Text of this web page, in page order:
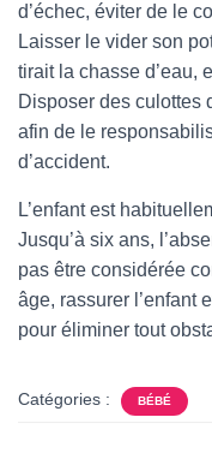
d’échec, éviter de le
Laisser le vider son
tirait la chasse d’eau,
Disposer des culottes
afin de le
d’accident.
L’enfant est
Jusqu’à six ans,
pas être considérée
âge, rassurer l’enfant
pour éliminer tout
Catégories : BÉBÉ